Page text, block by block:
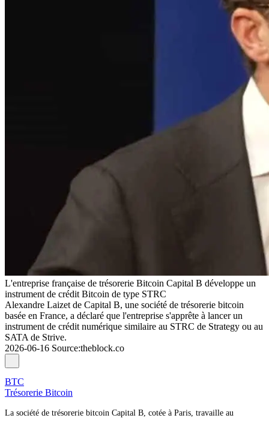
L'entreprise française de trésorerie Bitcoin Capital B développe un
instrument de crédit Bitcoin de type STRC
Alexandre Laizet de Capital B, une société de trésorerie bitcoin
basée en France, a déclaré que l'entreprise s'apprête à lancer un
instrument de crédit numérique similaire au STRC de Strategy ou au
SATA de Strive.
2026-06-16 Source:theblock.co
BTC
Trésorerie Bitcoin
La société de trésorerie bitcoin Capital B, cotée à Paris, travaille au